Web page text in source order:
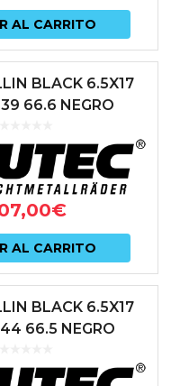
AL CARRITO
BLACK 6.5X17
66.6 NEGRO
€
AL CARRITO
BLACK 6.5X17
66.5 NEGRO